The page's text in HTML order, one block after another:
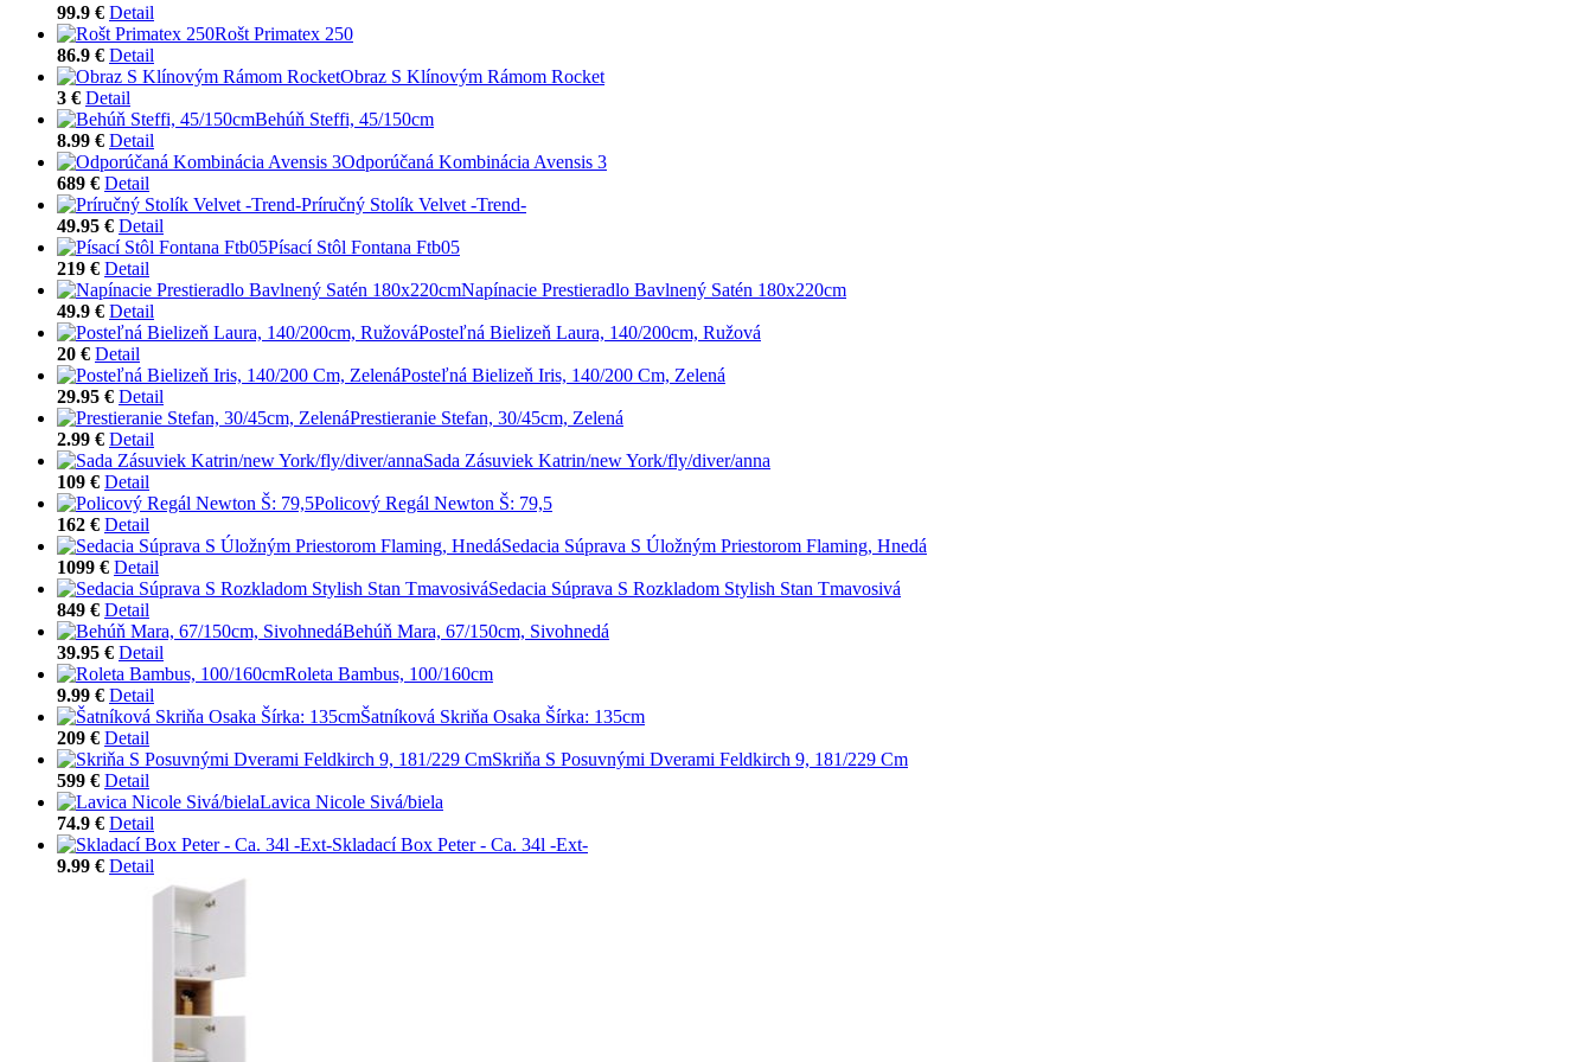
99.9 € Detail
Rošt Primatex 250
86.9 € Detail
Obraz S Klínovým Rámom Rocket
3 € Detail
Behúň Steffi, 45/150cm
8.99 € Detail
Odporúčaná Kombinácia Avensis 3
689 € Detail
Príručný Stolík Velvet -Trend-
49.95 € Detail
Písací Stôl Fontana Ftb05
219 € Detail
Napínacie Prestieradlo Bavlnený Satén 180x220cm
49.9 € Detail
Posteľná Bielizeň Laura, 140/200cm, Ružová
20 € Detail
Posteľná Bielizeň Iris, 140/200 Cm, Zelená
29.95 € Detail
Prestieranie Stefan, 30/45cm, Zelená
2.99 € Detail
Sada Zásuviek Katrin/new York/fly/diver/anna
109 € Detail
Policový Regál Newton Š: 79,5
162 € Detail
Sedacia Súprava S Úložným Priestorom Flaming, Hnedá
1099 € Detail
Sedacia Súprava S Rozkladom Stylish Stan Tmavosivá
849 € Detail
Behúň Mara, 67/150cm, Sivohnedá
39.95 € Detail
Roleta Bambus, 100/160cm
9.99 € Detail
Šatníková Skriňa Osaka Šírka: 135cm
209 € Detail
Skriňa S Posuvnými Dverami Feldkirch 9, 181/229 Cm
599 € Detail
Lavica Nicole Sivá/biela
74.9 € Detail
Skladací Box Peter - Ca. 34l -Ext-
9.99 € Detail